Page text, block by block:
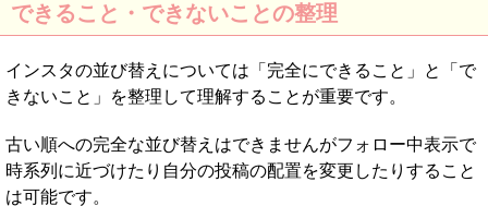
できること・できないことの整理
インスタの並び替えについては「完全にできること」と「で
きないこと」を整理して理解することが重要です。
古い順への完全な並び替えはできませんがフォロー中表示で
時系列に近づけたり自分の投稿の配置を変更したりすること
は可能です。